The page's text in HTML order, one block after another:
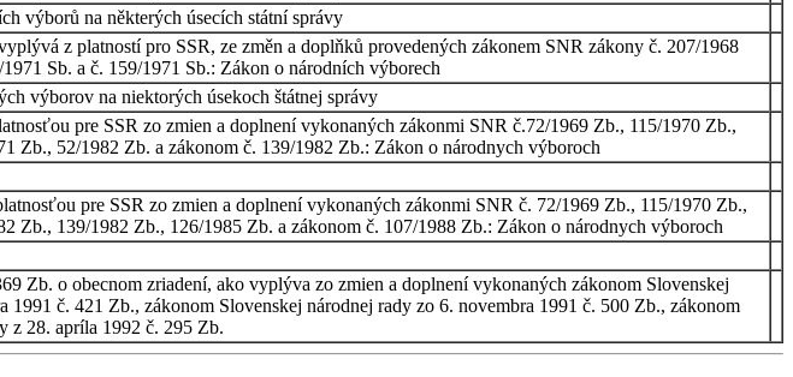
výborů na některých úsecích státní správy
z platností pro SSR, ze změn a doplňků provedených zákonem SNR zákony č. 207/1968
Sb. a č. 159/1971 Sb.: Zákon o národních výborech
výborov na niektorých úsekoch štátnej správy
pre SSR zo zmien a doplnení vykonaných zákonmi SNR č.72/1969 Zb., 115/1970 Zb.,
Zb., 52/1982 Zb. a zákonom č. 139/1982 Zb.: Zákon o národnych výboroch
pre SSR zo zmien a doplnení vykonaných zákonmi SNR č. 72/1969 Zb., 115/1970 Zb.,
139/1982 Zb., 126/1985 Zb. a zákonom č. 107/1988 Zb.: Zákon o národnych výboroch
Zb. o obecnom zriadení, ako vyplýva zo zmien a doplnení vykonaných zákonom Slovenskej
č. 421 Zb., zákonom Slovenskej národnej rady zo 6. novembra 1991 č. 500 Zb., zákonom
z 28. apríla 1992 č. 295 Zb.